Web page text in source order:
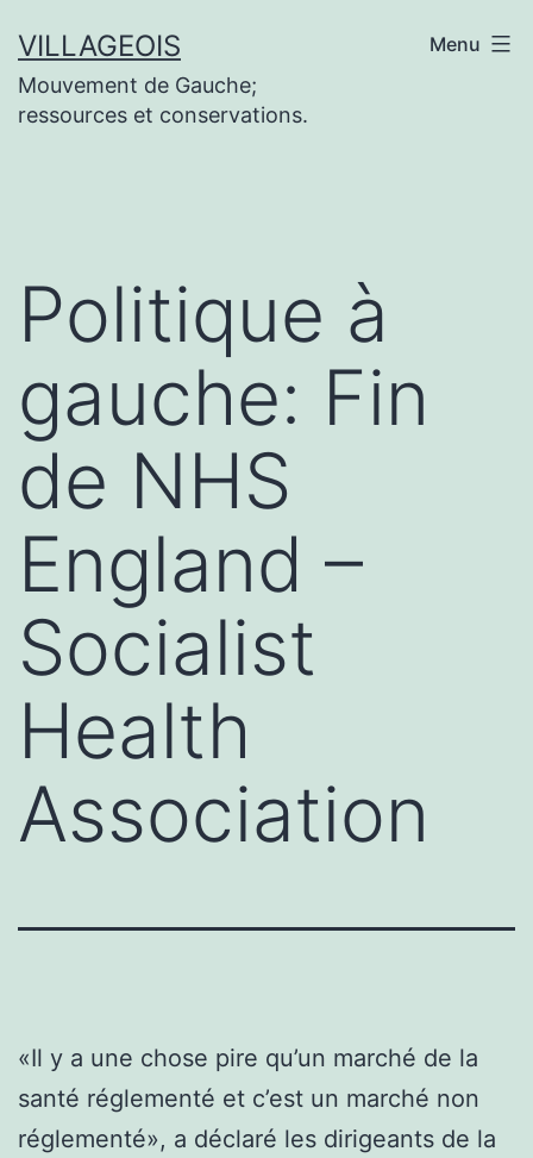
au
contenu
VILLAGEOIS
Mouvement de Gauche;
ressources et conservations.
Menu
Politique à
gauche: Fin
de NHS
England –
Socialist
Health
Association
«Il y a une chose pire qu’un marché de la
santé réglementé et c’est un marché non
réglementé», a déclaré les dirigeants de la